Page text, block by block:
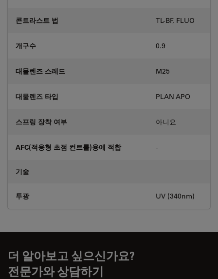
콘트라스트 법 TL-BF, FLUO
개구수 0.9
대물렌즈 스레드 M25
대물렌즈 타입 PLAN APO
스프링 장착 여부 아니요
AFC(적응형 초점 컨트롤)용에 적합 -
기술
투광 UV (340nm)
더 알아보고 싶으신가요?
전문가와 상담하기